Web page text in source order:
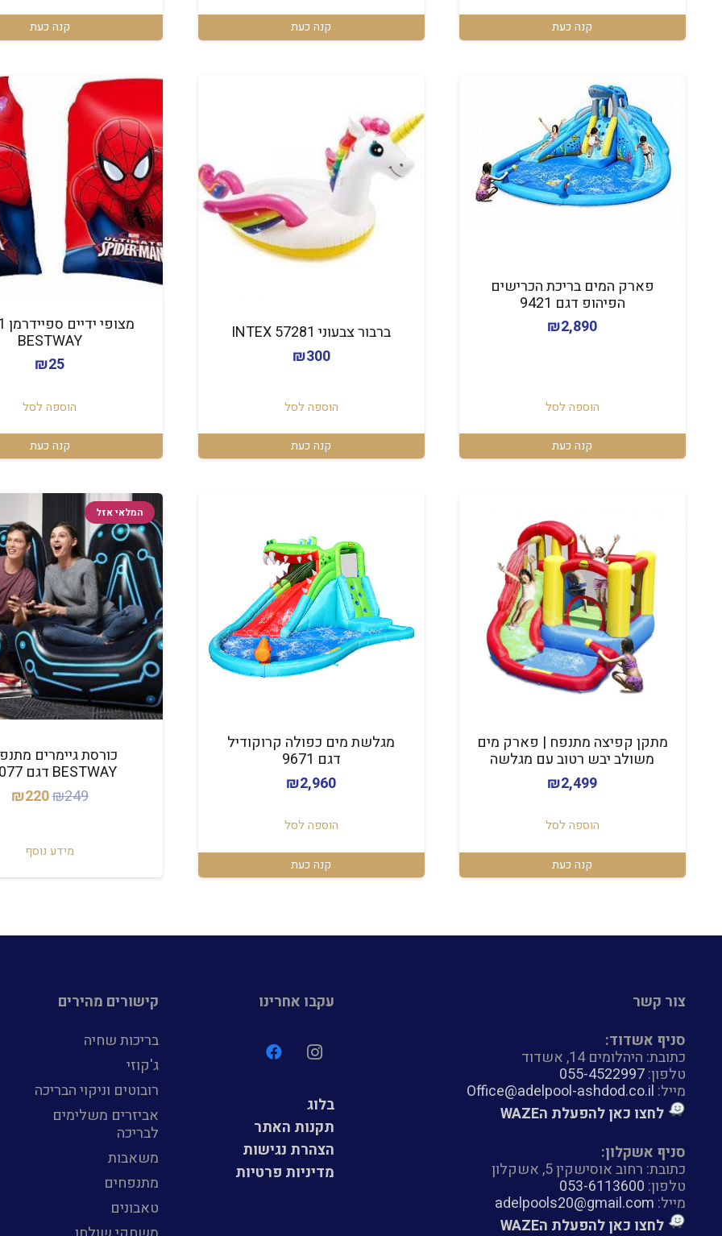
קנה כעת קנה כעת קנה כעת
פארק המים בריכת הכרישים
הפיהופ דגם 9421
₪2,890
הוספה לסל
קנה כעת
ברבור צבעוני INTEX 57281
₪300
הוספה לסל
קנה כעת
BESTWAY
₪25
הוספה לסל
קנה כעת
מתקן קפיצה מתנפח | פארק מים
משולב יבש רטוב עם מגלשה
₪2,499
הוספה לסל
קנה כעת
מגלשת מים כפולה קרוקודיל
דגם 9671
₪2,960
הוספה לסל
קנה כעת
המלאי אזל
כורסת גיימרים
BESTWAY דגם 75077
₪249
המחיר
₪249.
₪220
מידע נוסף
צור קשר
סניף אשדוד:
כתובת: היהלומים 14, אשדוד
טלפון:055-4522997
מייל: Office@adelpool-ashdod.co.il
לחצו כאן להפעלת הWAZE
סניף אשקלון:
כתובת: רחוב אוסישקין 5, אשקלון
טלפון: 053-6113600
מייל: adelpools20@gmail.com
לחצו כאן להפעלת הWAZE
עקבו אחרינו
בלוג
תקנות האתר
הצהרת נגישות
מדיניות פרטיות
קישורים מהירים
בריכות שחיה
ג'קוזי
רובוטים וניקוי הבריכה
אביזרים משלימים
לבריכה
משאבות
מתנפחים
טאבונים